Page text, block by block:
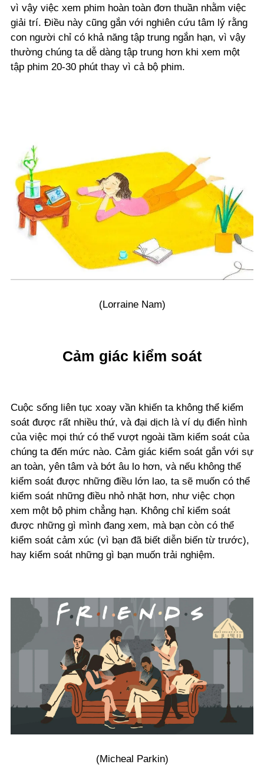
vì vậy việc xem phim hoàn toàn đơn thuần nhằm việc
giải trí. Điều này cũng gắn với nghiên cứu tâm lý rằng
con người chỉ có khả năng tập trung ngắn hạn, vì vậy
thường chúng ta dễ dàng tập trung hơn khi xem một
tập phim 20-30 phút thay vì cả bộ phim.
(Lorraine Nam)
Cảm giác kiểm soát
Cuộc sống liên tục xoay vần khiến ta không thể kiểm
soát được rất nhiều thứ, và đại dịch là ví dụ điển hình
của việc mọi thứ có thể vượt ngoài tầm kiểm soát của
chúng ta đến mức nào. Cảm giác kiểm soát gắn với sự
an toàn, yên tâm và bớt âu lo hơn, và nếu không thể
kiểm soát được những điều lớn lao, ta sẽ muốn có thể
kiểm soát những điều nhỏ nhặt hơn, như việc chọn
xem một bộ phim chẳng hạn. Không chỉ kiểm soát
được những gì mình đang xem, mà bạn còn có thể
kiểm soát cảm xúc (vì bạn đã biết diễn biến từ trước),
hay kiểm soát những gì bạn muốn trải nghiệm.
(Micheal Parkin)